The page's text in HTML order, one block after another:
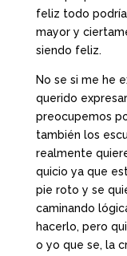
feliz todo
mayor y
siendo feliz.
No se si me he
querido
preocupemos
también los
realmente
quicio ya que
pie roto y se
caminando
hacerlo, pero
o yo que se, la